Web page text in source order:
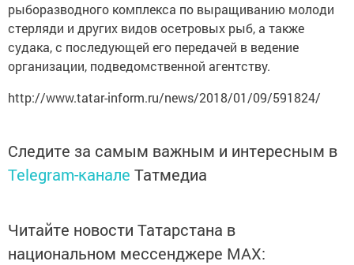
рыборазводного комплекса по выращиванию молоди
стерляди и других видов осетровых рыб, а также
судака, с последующей его передачей в ведение
организации, подведомственной агентству.
http://www.tatar-inform.ru/news/2018/01/09/591824/
Следите за самым важным и интересным в
Telegram-канале Татмедиа
Читайте новости Татарстана в
национальном мессенджере MАХ: